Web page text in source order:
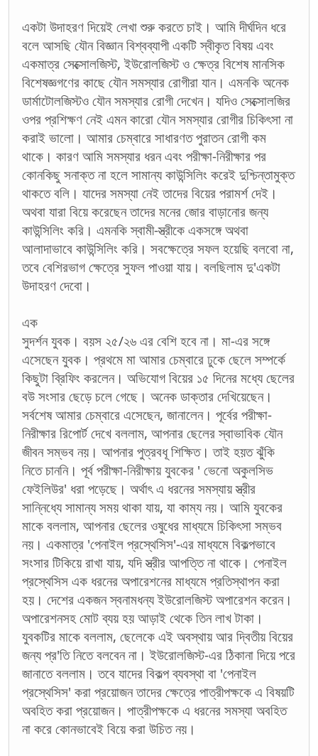
একটা উদাহরণ দিয়েই লেখা শুরু করতে চাই। আমি দীর্ঘদিন ধরে
বলে আসছি যৌন বিজ্ঞান বিশ্বব্যাপী একটি স্বীকৃত বিষয় এবং
একমাত্র সেক্সোলজিস্ট, ইউরোলজিস্ট ও ক্ষেত্র বিশেষ মানসিক
বিশেষজ্ঞগণের কাছে যৌন সমস্যার রোগীরা যান। এমনকি অনেক
ডার্মাটোলজিস্টও যৌন সমস্যার রোগী দেখেন। যদিও সেক্সোলজির
ওপর প্রশিক্ষণ নেই এমন কারো যৌন সমস্যার রোগীর চিকিৎসা না
করাই ভালো। আমার চেম্বারে সাধারণত পুরাতন রোগী কম
থাকে। কারণ আমি সমস্যার ধরন এবং পরীক্ষা-নিরীক্ষার পর
কোনকিছু সনাক্ত না হলে সামান্য কাউন্সিলিং করেই দুশ্চিন্তামুক্ত
থাকতে বলি। যাদের সমস্যা নেই তাদের বিয়ের পরামর্শ দেই।
অথবা যারা বিয়ে করেছেন তাদের মনের জোর বাড়ানোর জন্য
কাউন্সিলিং করি। এমনকি স্বামী-স্ত্রীকে একসঙ্গে অথবা
আলাদাভাবে কাউন্সিলিং করি। সবক্ষেত্রে সফল হয়েছি বলবো না,
তবে বেশিরভাগ ক্ষেত্রে সুফল পাওয়া যায়। বলছিলাম দু'একটা
উদাহরণ দেবো।
এক
সুদর্শন যুবক। বয়স ২৫/২৬ এর বেশি হবে না। মা-এর সঙ্গে
এসেছেন যুবক। প্রথমে মা আমার চেম্বারে ঢুকে ছেলে সম্পর্কে
কিছুটা ব্রিফিং করলেন। অভিযোগ বিয়ের ১৫ দিনের মধ্যে ছেলের
বউ সংসার ছেড়ে চলে গেছে। অনেক ডাক্তার দেখিয়েছেন।
সর্বশেষ আমার চেম্বারে এসেছেন, জানালেন। পূর্বের পরীক্ষা-
নিরীক্ষার রিপোর্ট দেখে বললাম, আপনার ছেলের স্বাভাবিক যৌন
জীবন সম্ভব নয়। আপনার পুত্রবধূ শিক্ষিত। তাই হয়ত ঝুঁকি
নিতে চাননি। পূর্ব পরীক্ষা-নিরীক্ষায় যুবকের ' ভেনো অকুলসিভ
ফেইলিউর' ধরা পড়েছে। অর্থাৎ এ ধরনের সমস্যায় স্ত্রীর
সান্নিধ্যে সামান্য সময় থাকা যায়, যা কাম্য নয়। আমি যুবকের
মাকে বললাম, আপনার ছেলের ওষুধের মাধ্যমে চিকিৎসা সম্ভব
নয়। একমাত্র 'পেনাইল প্রস্থেসিস'-এর মাধ্যমে বিকল্পভাবে
সংসার টিকিয়ে রাখা যায়, যদি স্ত্রীর আপত্তি না থাকে। পেনাইল
প্রস্থেসিস এক ধরনের অপারেশনের মাধ্যমে প্রতিস্থাপন করা
হয়। দেশের একজন স্বনামধন্য ইউরোলজিস্ট অপারেশন করেন।
অপারেশনসহ মোট ব্যয় হয় আড়াই থেকে তিন লাখ টাকা।
যুবকটির মাকে বললাম, ছেলেকে এই অবস্থায় আর দ্বিতীয় বিয়ের
জন্য প্র'তি নিতে বলবেন না। ইউরোলজিস্ট-এর ঠিকানা দিয়ে পরে
জানাতে বললাম। তবে যাদের বিকল্প ব্যবস্থা বা 'পেনাইল
প্রস্থেসিস' করা প্রয়োজন তাদের ক্ষেত্রে পাত্রীপক্ষকে এ বিষয়টি
অবহিত করা প্রয়োজন। পাত্রীপক্ষকে এ ধরনের সমস্যা অবহিত
না করে কোনভাবেই বিয়ে করা উচিত নয়।